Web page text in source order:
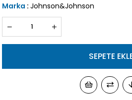
Marka : Johnson&Johnson